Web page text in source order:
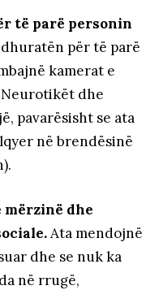
të parë personin
për të parë
kamerat e
dhe
pavarësisht se ata
në brendësinë
mërzinë dhe
Ata mendojnë
dhe se nuk ka
në rrugë,